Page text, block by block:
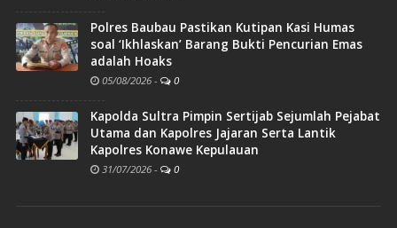
Polres Baubau Pastikan Kutipan Kasi Humas
soal ‘Ikhlaskan’ Barang Bukti Pencurian Emas
adalah Hoaks
05/08/2026 - 0
Kapolda Sultra Pimpin Sertijab Sejumlah Pejabat
Utama dan Kapolres Jajaran Serta Lantik
Kapolres Konawe Kepulauan
31/07/2026 - 0